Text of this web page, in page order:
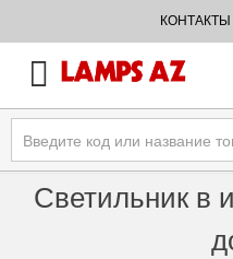
КОНТАКТЫ
Светильник в